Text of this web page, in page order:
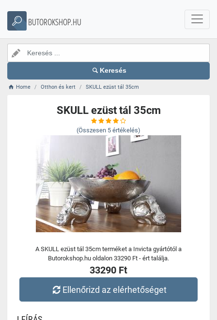
BUTOROKSHOP.HU
Keresés
Home Otthon és kert SKULL ezüst tál 35cm
SKULL ezüst tál 35cm
(Összesen 5 értékelés)
A SKULL ezüst tál 35cm terméket a Invicta gyártótól a
Butorokshop.hu oldalon 33290 Ft - ért találja.
33290 Ft
Ellenőrizd az elérhetőséget